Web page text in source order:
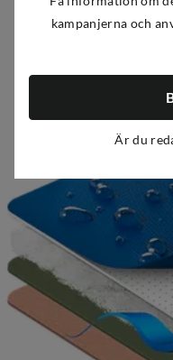
DWR-belegget og
og utstyr kan
med Nikwax’
kampanjerna och
Är du